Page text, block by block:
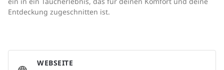
Entdeckung zugeschnitten ist.
WEBSEITE